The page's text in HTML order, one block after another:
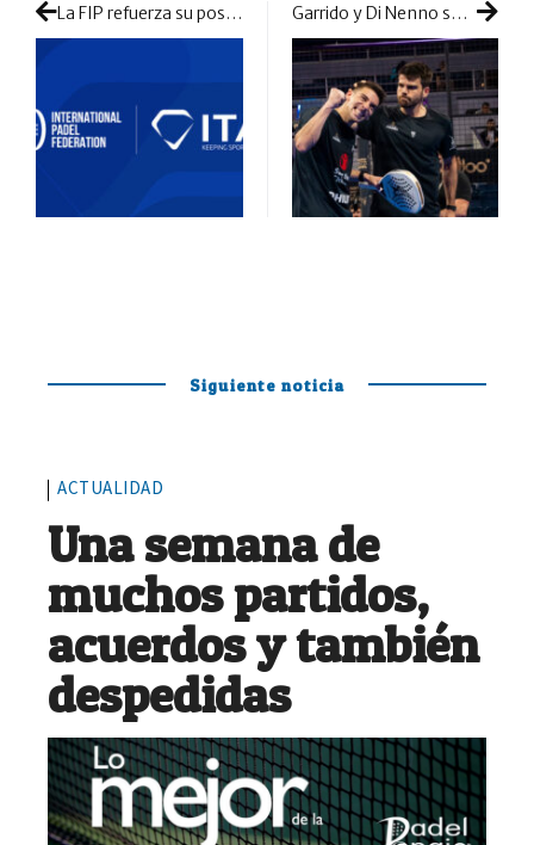
La FIP refuerza su posición antidopaje uniéndose a la Agencia Internacional de Control Garrido y Di Nenno son los únicos que se complican la existencia en 1/16
Siguiente noticia
ACTUALIDAD
Una semana de
muchos partidos,
acuerdos y también
despedidas